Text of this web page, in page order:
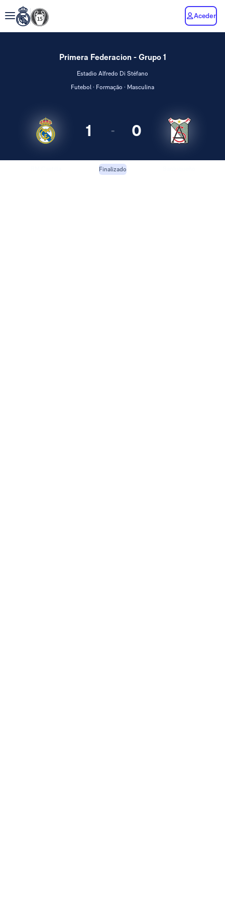
Aceder
Primera Federacion - Grupo 1
Estadio Alfredo Di Stéfano
Futebol · Formação · Masculina
1 - 0
Finalizado